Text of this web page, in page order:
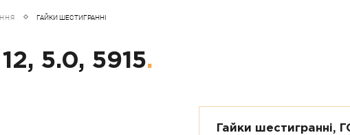
ГАЙКИ ШЕСТИГРАННІ
5.0, 5915.
Гайки шестигранні,